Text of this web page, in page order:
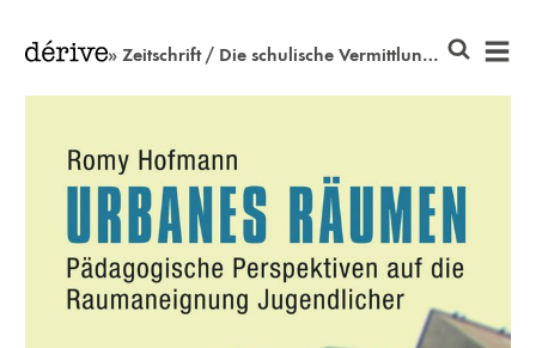
» Zeitschrift / Die schulische Vermittlung kritischen (Raum-)Denkens